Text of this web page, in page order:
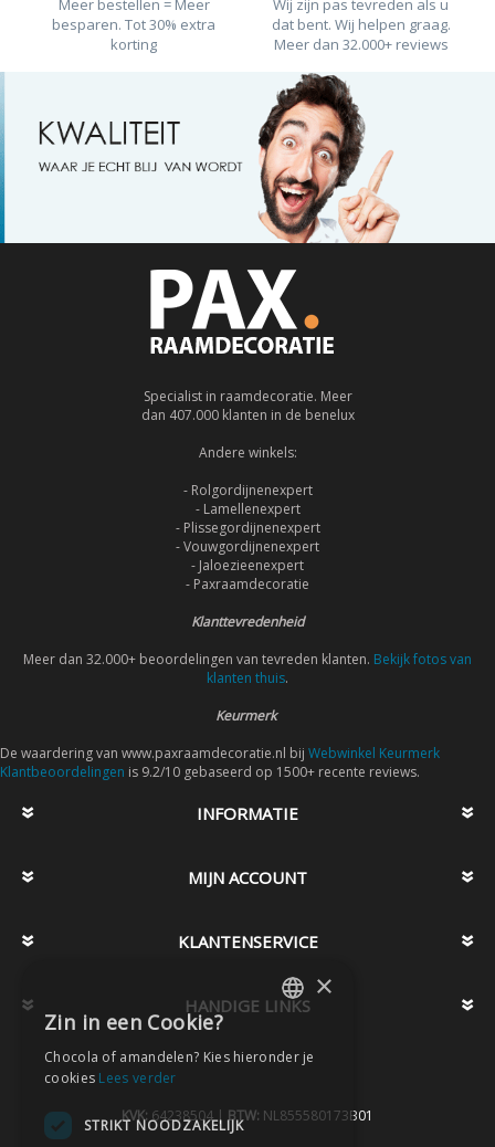
Meer bestellen = Meer
besparen. Tot 30% extra
korting
Wij zijn pas tevreden als u
dat bent. Wij helpen graag.
Meer dan 32.000+ reviews
Specialist in raamdecoratie. Meer
dan 407.000 klanten in de benelux
Andere winkels:
- Rolgordijnenexpert
- Lamellenexpert
- Plissegordijnenexpert
- Vouwgordijnenexpert
- Jaloezieenexpert
- Paxraamdecoratie
Klanttevredenheid
Meer dan 32.000+ beoordelingen van tevreden klanten. Bekijk fotos van
klanten thuis.
Keurmerk
De waardering van www.paxraamdecoratie.nl bij Webwinkel Keurmerk
Klantbeoordelingen is 9.2/10 gebaseerd op 1500+ recente reviews.
INFORMATIE
MIJN ACCOUNT
KLANTENSERVICE
HANDIGE LINKS
KVK:64238504 | BTW: NL855580173B01
DUTCH
×
Zin in een Cookie?
Chocola of amandelen? Kies hieronder je
cookies Lees verder
STRIKT NOODZAKELIJK